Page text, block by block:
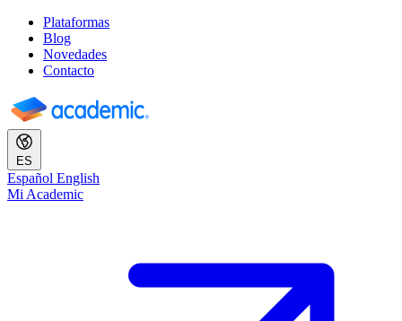
Plataformas
Blog
Novedades
Contacto
ES
Español English
Mi Academic